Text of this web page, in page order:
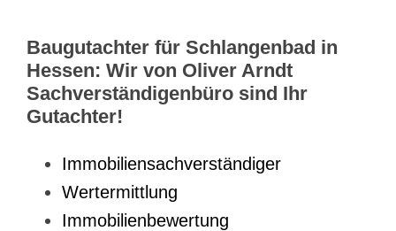
Baugutachter für Schlangenbad in
Hessen: Wir von Oliver Arndt
Sachverständigenbüro sind Ihr
Gutachter!
Immobiliensachverständiger
Wertermittlung
Immobilienbewertung